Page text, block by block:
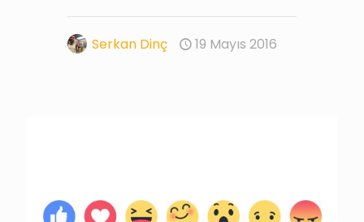
Serkan Dinç 19 Mayıs 2016